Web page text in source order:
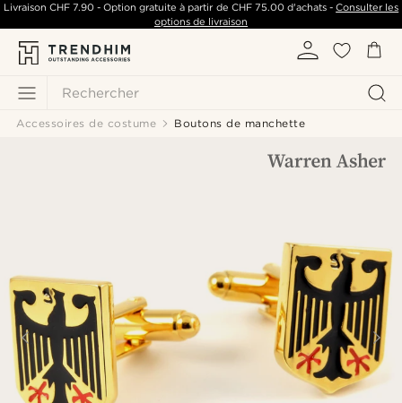
Rechercher
Livraison CHF 7.90- Option gratuite à partir de CHF 75.00d'achats -Consulter les
options de livraison
Accessoires de costume Boutons de manchette